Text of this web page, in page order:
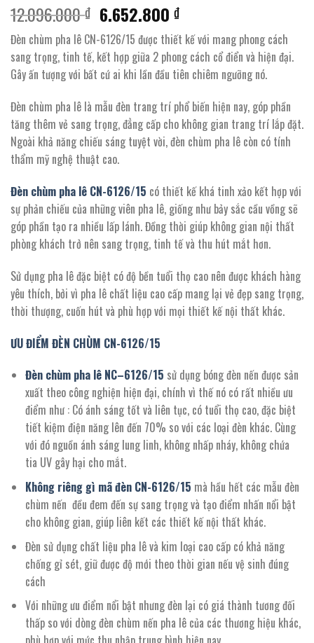
12.096.000₫ Giá
gốc
là:
12.096.000 ₫.
6.652.800₫Giá
hiện
tại
là:
6.652.800 ₫.
Đèn chùm pha lê CN-6126/15 được thiết kế với mang phong cách
sang trọng, tinh tế, kết hợp giữa 2 phong cách cổ điển và hiện đại.
Gây ấn tượng với bất cứ ai khi lần đầu tiên chiêm ngưỡng nó.
Đèn chùm pha lê là mẫu đèn trang trí phổ biến hiện nay, góp phần
tăng thêm vẻ sang trọng, đẳng cấp cho không gian trang trí lắp đặt.
Ngoài khả năng chiếu sáng tuyệt vời, đèn chùm pha lê còn có tính
thẩm mỹ nghệ thuật cao.
Đèn chùm pha lê CN-6126/15 có thiết kế khá tinh xảo kết hợp với
sự phản chiếu của những viên pha lê, giống như bảy sắc cầu vồng sẽ
góp phần tạo ra nhiều lấp lánh. Đồng thời giúp không gian nội thất
phòng khách trở nên sang trọng, tinh tế và thu hút mắt hơn.
Sử dụng pha lê đặc biệt có độ bền tuổi thọ cao nên được khách hàng
yêu thích, bởi vì pha lê chất liệu cao cấp mang lại vẻ đẹp sang trọng,
thời thượng, cuốn hút và phù hợp với mọi thiết kế nội thất khác.
ƯU ĐIỂM ĐÈN CHÙM CN-6126/15
Đèn chùm pha lê NC–6126/15 sử dụng bóng đèn nến được sản
xuất theo công nghiện hiện đại, chính vì thế nó có rất nhiều ưu
điểm như : Có ánh sáng tốt và liên tục, có tuổi thọ cao, đặc biệt
tiết kiệm điện năng lên đến 70% so với các loại đèn khác. Cùng
với đó nguồn ánh sáng lung linh, không nhấp nháy, không chứa
tia UV gây hại cho mắt.
Không riêng gì mã đèn CN-6126/15 mà hầu hết các mẫu đèn
chùm nến đều đem đến sự sang trọng và tạo điểm nhấn nổi bật
cho không gian, giúp liên kết các thiết kế nội thất khác.
Đèn sử dụng chất liệu pha lê và kim loại cao cấp có khả năng
chống gỉ sét, giữ được độ mới theo thời gian nếu vệ sinh đúng
cách
Với những ưu điểm nổi bật nhưng đèn lại có giá thành tương đối
thấp so với dòng đèn chùm nến pha lê của các thương hiệu khác,